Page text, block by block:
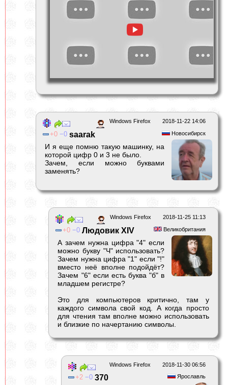
2018-11-22 14:06
Windows Firefox
Новосибирск
0 0 saarak
И я еще помню такую машинку, на
которой цифр 0 и 3 не было.
Зачем, если можно буквами
заменять?
2018-11-25 11:13
Windows Firefox
Великобритания
0 0 Людовик XIV
А зачем нужна цифра "4" если
можно букву "Ч" использовать?
Зачем нужна цифра "1" если "!"
вместо неё вполне подойдёт?
Зачем "6" если есть буква "б" в
младшем регистре?
Это для компьютеров критично, там у
каждого символа свой код. А когда просто
для чтения там вполне можно использовать
и близкие по начертанию символы.
2018-11-30 06:56
Windows Firefox
Ярославль
2 0 370